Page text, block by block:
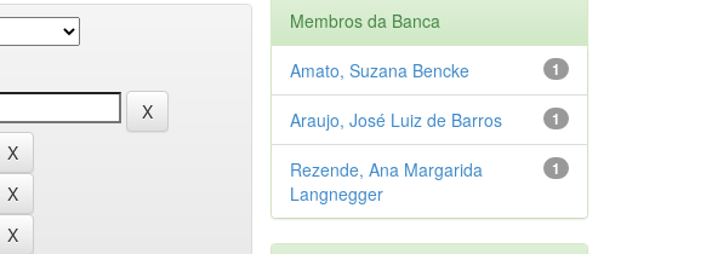
Membros da Banca
1
Amato, Suzana Bencke
1
Araujo, José Luiz de Barros
1
Rezende, Ana Margarida
Langnegger